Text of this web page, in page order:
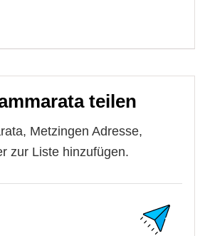
teilen
Metzingen Adresse,
zur Liste hinzufügen.